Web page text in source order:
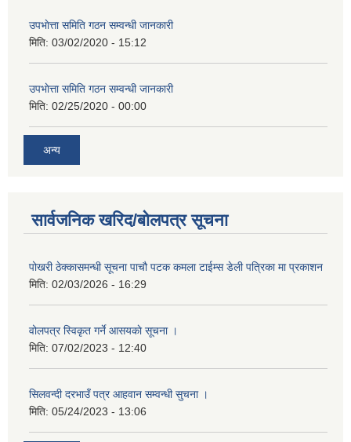
उपभाेत्ता समिति गठन सम्वन्धी जानकारी
मिति: 03/02/2020 - 15:12
उपभाेत्ता समिति गठन सम्वन्धी जानकारी
मिति: 02/25/2020 - 00:00
अन्य
सार्वजनिक खरिद/बोलपत्र सूचना
पोखरी ठेक्कासमन्धी सूचना पाचौ पटक कमला टाईम्स डेली पत्रिका मा प्रकाशन
मिति: 02/03/2026 - 16:29
वोलपत्र स्विकृत गर्ने आसयकाे सूचना ।
मिति: 07/02/2023 - 12:40
सिलवन्दी दरभाउँ पत्र आहवान सम्वन्धी सुचना ।
मिति: 05/24/2023 - 13:06